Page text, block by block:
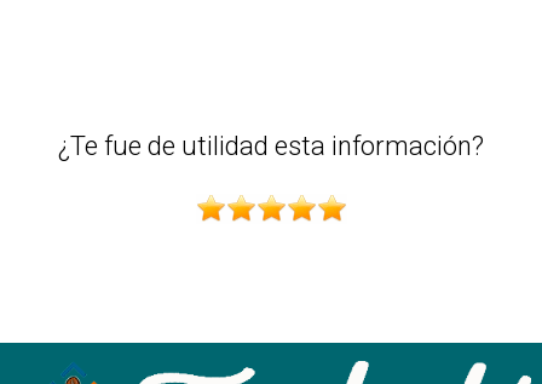
¿Te fue de utilidad esta información?